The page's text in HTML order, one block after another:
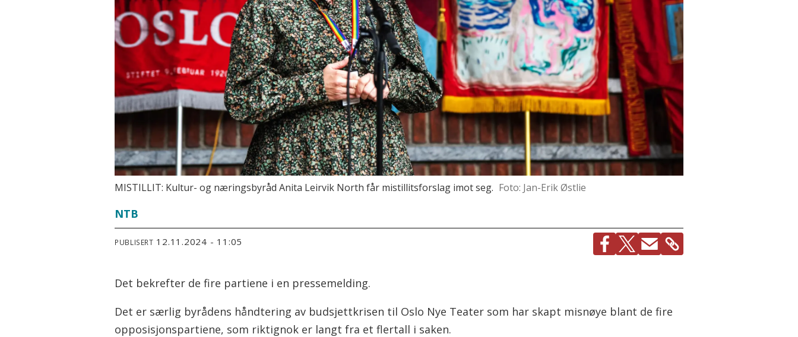
MISTILLIT: Kultur- og næringsbyråd Anita Leirvik North får mistillitsforslag imot seg. Foto: Jan-Erik Østlie
NTB
PUBLISERT 12.11.2024 - 11:05
Det bekrefter de fire partiene i en pressemelding.
Det er særlig byrådens håndtering av budsjettkrisen til Oslo Nye Teater som har skapt misnøye blant de fire
opposisjonspartiene, som riktignok er langt fra et flertall i saken.